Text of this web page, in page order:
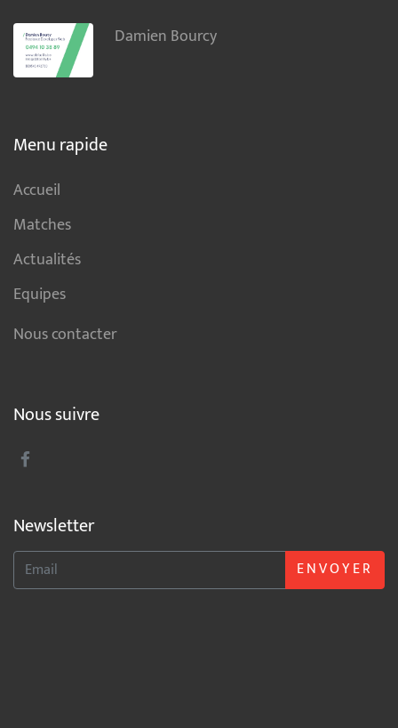
Damien Bourcy
Menu rapide
Accueil
Matches
Actualités
Equipes
Nous contacter
Nous suivre
Newsletter
ENVOYER